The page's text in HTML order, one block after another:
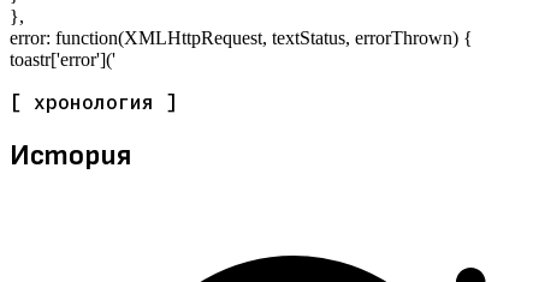
},
error: function(XMLHttpRequest, textStatus, errorThrown) {
toastr['error']('
[ хронология ]
История